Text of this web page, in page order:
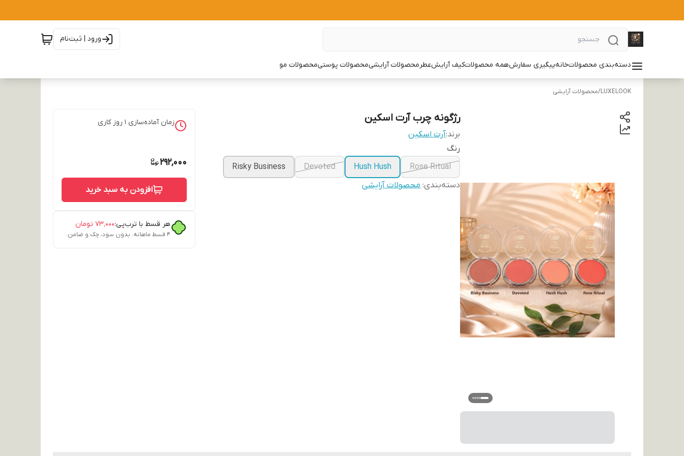
ورود | ثبت‌نام
دسته‌بندی محصولاتخانهپیگیری سفارشهمه محصولاتکیف آرایشعطرمحصولات آرایشیمحصولات پوستیمحصولات مو
LUXELOOK
/محصولات آرایشی
رژگونه چرب آرت اسکین
برند:آرت اسکین
رنگ
Rose Ritual
Hush Hush
Devoted
Risky Business
دسته‌بندی: محصولات آرایشی
زمان آماده‌سازی 1 روز کاری
292,000
افزودن به سبد خرید
هر قسط با ترب‌پی:۷۳٬۰۰۰ تومان
۴ قسط ماهانه. بدون سود، چک و ضامن.